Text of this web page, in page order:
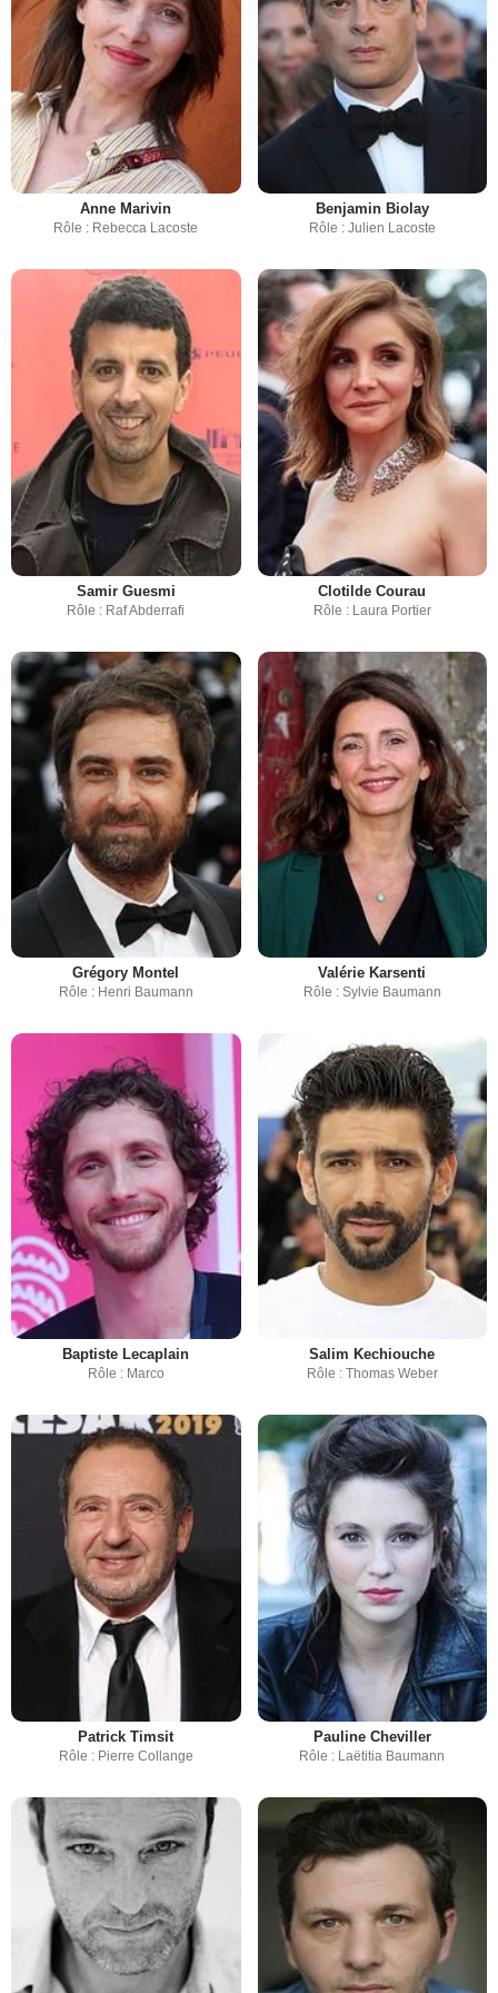
Anne Marivin
Rôle : Rebecca Lacoste
Benjamin Biolay
Rôle : Julien Lacoste
Samir Guesmi
Rôle : Raf Abderrafi
Clotilde Courau
Rôle : Laura Portier
Grégory Montel
Rôle : Henri Baumann
Valérie Karsenti
Rôle : Sylvie Baumann
Baptiste Lecaplain
Rôle : Marco
Salim Kechiouche
Rôle : Thomas Weber
Patrick Timsit
Rôle : Pierre Collange
Pauline Cheviller
Rôle : Laëtitia Baumann